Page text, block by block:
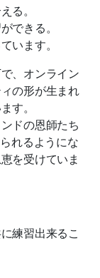
る。
できる。
います。
、オンライン
の形が生まれ
す。
ドの恩師たち
れるようにな
を受けていま
練習出来るこ